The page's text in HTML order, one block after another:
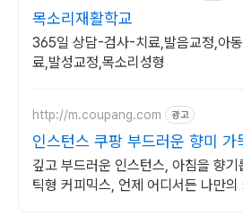
목소리재활학교
365일 상담-검사-치료,발음교정,아
료,발성교정,목소리성형
http://m.coupang.com 광고
인스턴스 쿠팡 부드러운 향미 가
깊고 부드러운 인스턴스, 아침을 향
틱형 커피믹스, 언제 어디서든 나만